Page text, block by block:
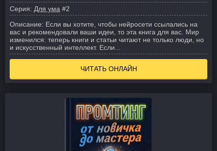
Серия: Для ума #2
Описание: Если вы хотите, чтобы нейросети ссылались на
вас и рекомендовали ваши идеи, то эта книга для вас. Мир
изменился: теперь книги и статьи читают не только люди, но
и искусственный интеллект. Если...
ЧИТАТЬ ОНЛАЙН